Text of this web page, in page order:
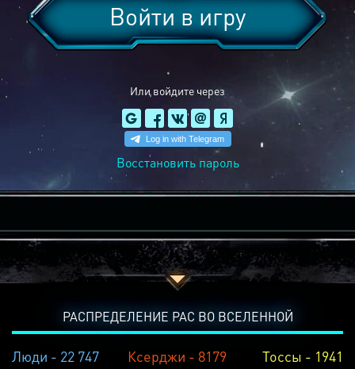
Или войдите через
Войти в игру
Восстановить пароль
РАСПРЕДЕЛЕНИЕ РАС ВО ВСЕЛЕННОЙ
Люди - 22 747 Ксерджи - 8179 Тоссы - 1941